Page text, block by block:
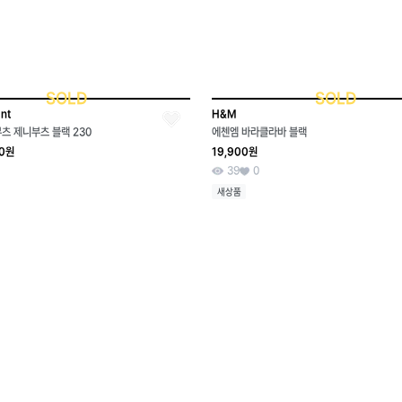
SOLD
츠 제니부츠 블랙 230
원
SOLD
H&M
에첸엠 바라클라바 블랙
19,900원
39
0
새상품